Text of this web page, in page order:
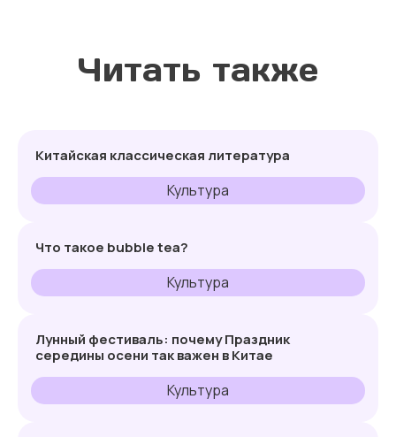
Читать также
Китайская классическая литература
Культура
Что такое bubble tea?
Культура
Лунный фестиваль: почему Праздник
середины осени так важен в Китае
Культура